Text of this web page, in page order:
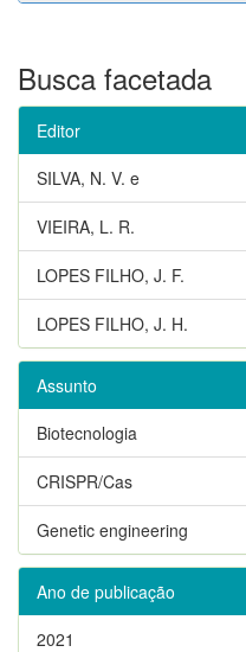
Busca facetada
Editor
SILVA, N. V. e
VIEIRA, L. R.
LOPES FILHO, J. F.
LOPES FILHO, J. H.
Assunto
Biotecnologia
CRISPR/Cas
Genetic engineering
Ano de publicação
2021